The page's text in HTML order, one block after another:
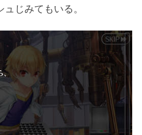
じみてもいる。